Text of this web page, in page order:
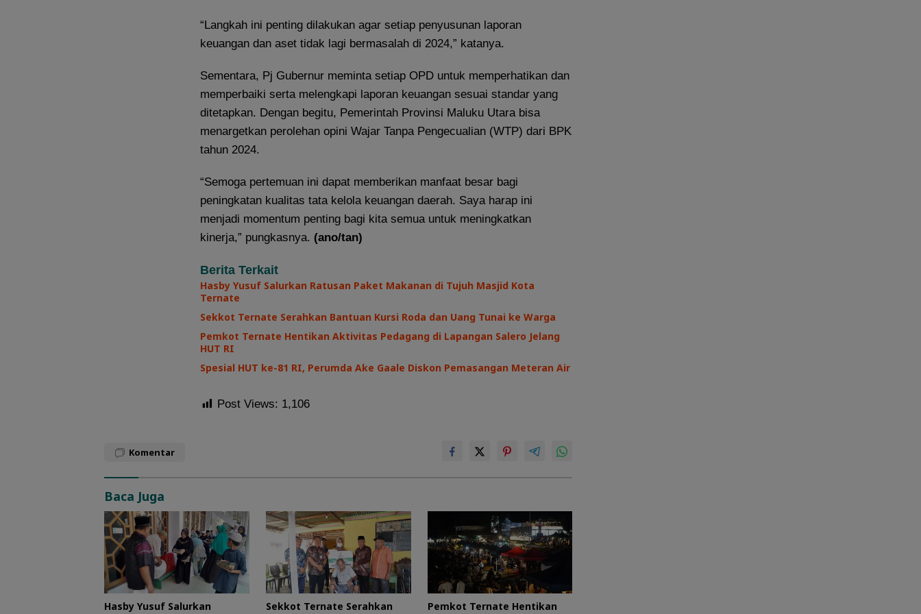
“Langkah ini penting dilakukan agar setiap penyusunan laporan
keuangan dan aset tidak lagi bermasalah di 2024,” katanya.
Sementara, Pj Gubernur meminta setiap OPD untuk memperhatikan dan
memperbaiki serta melengkapi laporan keuangan sesuai standar yang
ditetapkan. Dengan begitu, Pemerintah Provinsi Maluku Utara bisa
menargetkan perolehan opini Wajar Tanpa Pengecualian (WTP) dari BPK
tahun 2024.
“Semoga pertemuan ini dapat memberikan manfaat besar bagi
peningkatan kualitas tata kelola keuangan daerah. Saya harap ini
menjadi momentum penting bagi kita semua untuk meningkatkan
kinerja,” pungkasnya. (ano/tan)
Berita Terkait
Hasby Yusuf Salurkan Ratusan Paket Makanan di Tujuh Masjid Kota
Ternate
Sekkot Ternate Serahkan Bantuan Kursi Roda dan Uang Tunai ke Warga
Pemkot Ternate Hentikan Aktivitas Pedagang di Lapangan Salero Jelang
HUT RI
Spesial HUT ke-81 RI, Perumda Ake Gaale Diskon Pemasangan Meteran Air
Post Views: 1,106
Komentar
Baca Juga
Hasby Yusuf Salurkan
Sekkot Ternate Serahkan
Pemkot Ternate Hentikan